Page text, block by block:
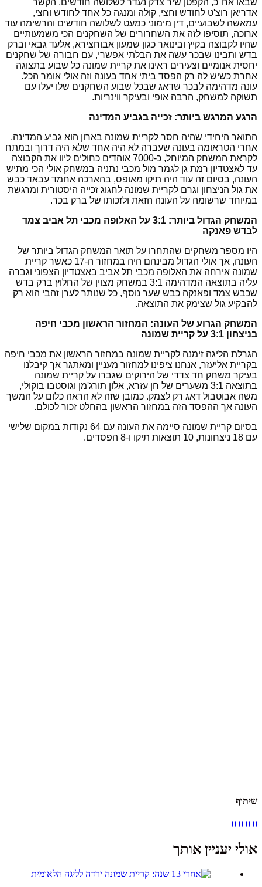
שבאו אח"כ, הקפטן שיר צדק נעדר לשלושה חודשים, הקשר
אדריאן רוצ'ט לחודש וחצי, קולה ומנגה כל אחד לחודש וחצי,
עמאשה לשבועיים, דין מימוני כמעט לשלושה חודשים והרשימה עוד
ארוכה, תוסיפו לזה את השחרורים של השחקנים הכי משמעותיים
שהיו לקבוצה בקיץ ובינואר כגון שמעון אבוחצירא, אלעד גבאי וברק
בדש ותבינו שבכר עשה את הבלתי אפשרי, עם חבורה של שחקנים
יחסית אנומיים וצעירים ראינו את קריית שמונה כל שבוע בתצוגה
אחרת כשיש לה רק הפסד ביתי אחד בעונה וזה אולי אומר הכל.
עונה מדהימה לבכר שדאג שבכל שבוע השחקנים שלו יעלו עם
תשוקה למשחק, הרבה אופי ובעיקר ווינריות.
הרגע המרגש ביותר: זכייה בגביע המדינה
התואר היחידי שהיה חסר לקריית שמונה בארון הוא גביע המדינה,
אחרי הטראומה בעונה שעברה לא היה אחד שלא היה דרוך ובמתח
לקראת המשחק המיוחל, כ-7000 אוהדים כחולים ליוו את הקבוצה
עד לאצטדיון רמת גן לגמר מול מכבי נתניה במשחק אולי הכי מתיש
העונה, בסיום זה עוד היה תיקו מאופס, בהארכה אחמד עבאד כבש
את גול הניצחון וגרם לקריית שמונה לחגוג זכייה היסטורית ומרגשת
במיוחד שרשומה על העונה הזאת ולזכותו של ברק בכר.
המשחק הגדול ביותר: 3:1 על האלופה מכבי תל אביב צמד
לבדש פאנקה
היו מספר משחקים שהתחרו על תואר המשחק הגדול ביותר של
העונה, אך אולי הגדול מבינהם היה במחזור ה-17 כאשר קריית
שמונה אירחה את האלופה מכבי תל אביב באצטדיון הצפוני וגברה
עליה בתוצאה המדהימה 3:1 במשחק מצוין של החלוץ ברק בדש
שכבש צמד ופאנקה כבש שער נוסף, כל שנותר לערן זהבי הוא רק
להבקיע גול שצימק את התוצאה.
המשחק הגרוע של העונה: המחזור הראשון מכבי חיפה
בניצחון 3:1 על קריית שמונה
הגרלת הליגה זימנה לקריית שמונה במחזור הראשון את מכבי חיפה
בקריית אליעזר, אנחנו ציפינו למחזור מעניין ומאתגר אך קיבלנו
בעיקר משחק חד צדדי של הירוקים שגברו על קריית שמונה
בתוצאה 3:1 משערים של חן עזרא, אלון תורג'מן וגוסטבו בוקולי,
משה אבוטבול דאג רק לצמק. כמובן שזה לא הראה כלום על המשך
העונה אך ההפסד הזה במחזור הראשון בהחלט זכור לכולם.
בסיום קריית שמונה סיימה את העונה עם 64 נקודות במקום שלישי
עם 18 ניצחונות, 10 תוצאות תיקו ו-8 הפסדים.
שיתוף
0
0
0
0
אולי יעניין אותך